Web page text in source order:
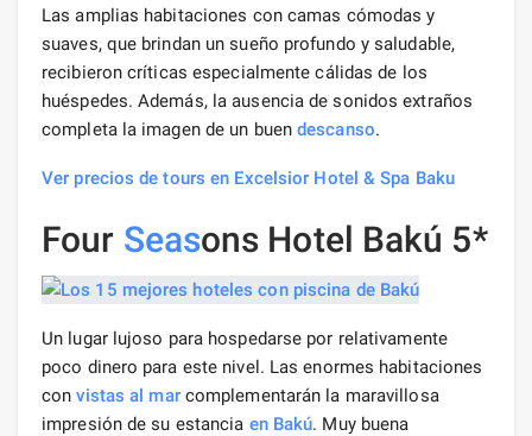
Las amplias habitaciones con camas cómodas y
suaves, que brindan un sueño profundo y saludable,
recibieron críticas especialmente cálidas de los
huéspedes. Además, la ausencia de sonidos extraños
completa la imagen de un buendescanso.
Ver precios de tours en Excelsior Hotel & Spa Baku
Four Seasons Hotel Bakú 5*
Un lugar lujoso para hospedarse por relativamente
poco dinero para este nivel. Las enormes habitaciones
convistas al marcomplementarán la maravillosa
impresión de su estancia en Bakú. Muy buena